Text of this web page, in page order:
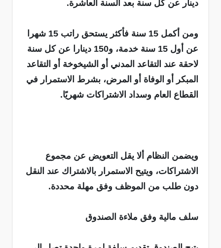
دينار عن كل سنة بعد السنة العاشرة.
ومن أكمل 15 سنة فأكثر يستحق راتب 15 شهرا
عن أول 15 سنة خدمة، و150 دينارا عن كل سنة
لاحقة عند التقاعد المدني أو الشيخوخة أو التقاعد
المبكر أو الوفاة أو المرض، بشرط الاستمرار في
القطاع العام وسداد الاشتراكات شهريًا.
ويضمن النظام ألا يقل التعويض عن مجموع
الاشتراكات، ويتيح الاستمرار بالاشتراك عند النقل
دون طلب من الموظف وفق مهلة محددة.
سلف مالية وفق ملاءة الصندوق